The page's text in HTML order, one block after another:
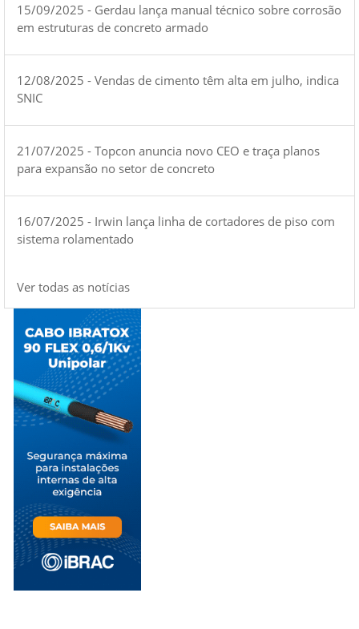
15/09/2025 - Gerdau lança manual técnico sobre corrosão
em estruturas de concreto armado
12/08/2025 - Vendas de cimento têm alta em julho, indica
SNIC
21/07/2025 - Topcon anuncia novo CEO e traça planos
para expansão no setor de concreto
16/07/2025 - Irwin lança linha de cortadores de piso com
sistema rolamentado
Ver todas as notícias